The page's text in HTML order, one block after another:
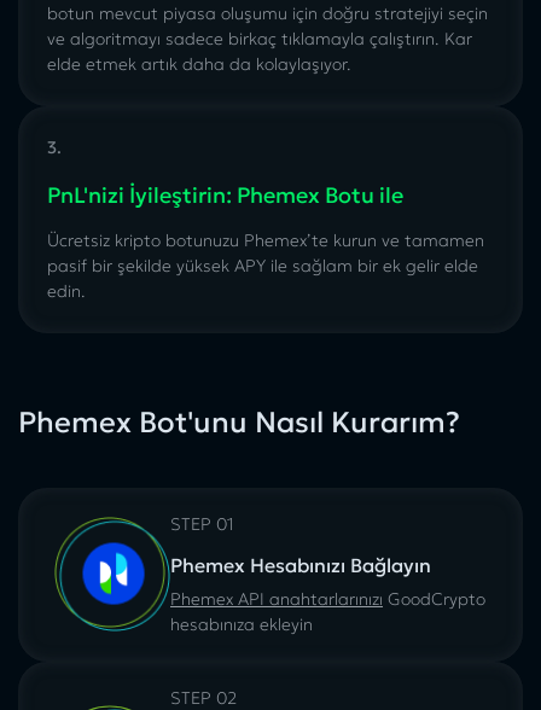
botun mevcut piyasa oluşumu için doğru stratejiyi seçin
ve algoritmayı sadece birkaç tıklamayla çalıştırın. Kar
elde etmek artık daha da kolaylaşıyor.
3.
PnL'nizi İyileştirin: Phemex Botu ile
Ücretsiz kripto botunuzu Phemex’te kurun ve tamamen
pasif bir şekilde yüksek APY ile sağlam bir ek gelir elde
edin.
Phemex Bot'unu Nasıl Kurarım?
STEP 01
Phemex Hesabınızı Bağlayın
Phemex API anahtarlarınızı GoodCrypto
hesabınıza ekleyin
STEP 02